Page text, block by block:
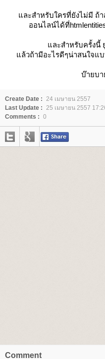
ละสำหรับใครที่ยังไม่มี ถ้า
ออนไลน์ได้ที่
ละสำหรับครั้งนี้
ล้วถ้ามีอะไรดีๆน่าสนใจแ
บ๊ายบา
Create Date : 24 เมษายน 2557
Last Update : 25 เมษายน 2557
Comments : 0
Comment